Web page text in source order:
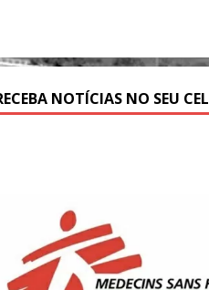
NOTÍCIAS NO SEU